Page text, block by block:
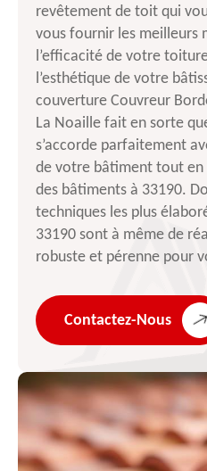
revêtement de toit qui
vous fournir les meilleurs
l’efficacité de votre
l’esthétique de votre
couverture Couvreur
La Noaille fait en sorte
s’accorde parfaitement
de votre bâtiment tout en
des bâtiments à 33190.
techniques les plus
33190 sont à même de
robuste et pérenne pour
Contactez-Nous